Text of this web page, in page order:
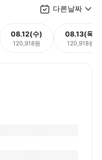
다른날짜
08.12(수)
120,918원
08.13(목)
120,918원